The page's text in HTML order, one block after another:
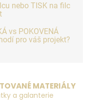
nebo TISK na filc
vs POKOVENÁ
pro váš projekt?
MATERIÁLY
a galanterie